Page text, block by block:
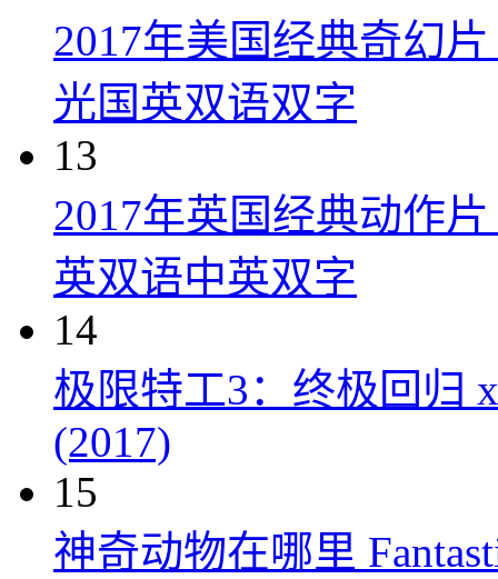
2017年美国经典奇幻
光国英双语双字
13
2017年英国经典动作
英双语中英双字
14
极限特工3：终极回归
(2017)
15
神奇动物在哪里